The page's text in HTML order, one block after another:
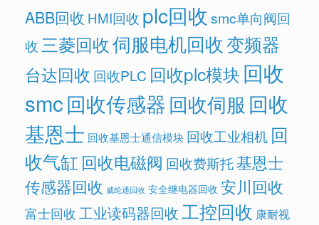
ABB回收 HMI回收 plc回收 smc单向阀回
收三菱回收伺服电机回收变频器
台达回收 回收PLC 回收plc模块 回收
smc回收传感器回收伺服 回收
基恩士 回收基恩士通信模块 回收工业相机 回
收气缸 回收电磁阀 回收费斯托基恩士
传感器回收 威纶通回收 安全继电器回收 安川回收
富士回收工业读码器回收工控回收 康耐视